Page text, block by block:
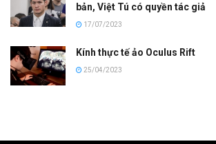
bản, Việt Tú có quyền tác giả
17/07/2023
Kính thực tế ảo Oculus Rift
25/04/2023